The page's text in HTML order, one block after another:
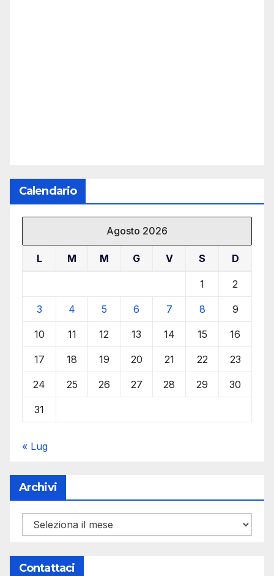
Calendario
Agosto 2026
L M M G V S D
1 2
3 4 5 6 7 8 9
10 11 12 13 14 15 16
17 18 19 20 21 22 23
24 25 26 27 28 29 30
31
« Lug
Archivi
Archivi
Contattaci